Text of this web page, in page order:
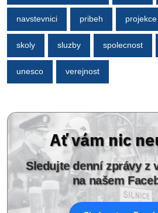
navstevnici pribeh projekce
skoly sluzby spolecnost
unesco verejnost
Ať vám nic
Sledujte denní zprávy z
na našem